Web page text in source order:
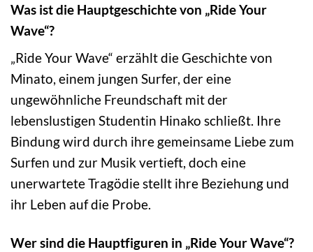
Was ist die Hauptgeschichte von „Ride Your
Wave“?
„Ride Your Wave“ erzählt die Geschichte von
Minato, einem jungen Surfer, der eine
ungewöhnliche Freundschaft mit der
lebenslustigen Studentin Hinako schließt. Ihre
Bindung wird durch ihre gemeinsame Liebe zum
Surfen und zur Musik vertieft, doch eine
unerwartete Tragödie stellt ihre Beziehung und
ihr Leben auf die Probe.
Wer sind die Hauptfiguren in „Ride Your Wave“?